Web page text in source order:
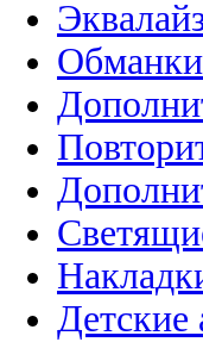
Обманки
Детские